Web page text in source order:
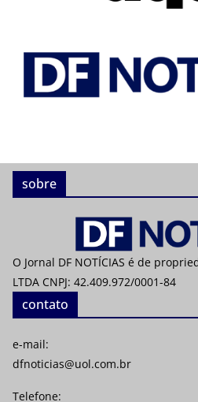
sobre
O Jornal DF NOTÍCIAS é de
LTDA CNPJ: 42.409.972/0001-84
contato
e-mail:
dfnoticias@uol.com.br
Telefone: